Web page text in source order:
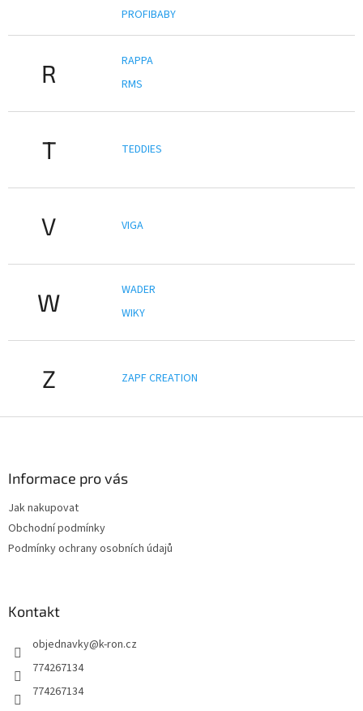
PROFIBABY
R
RAPPA
RMS
T TEDDIES
V VIGA
W
WADER
WIKY
Z ZAPF CREATION
Informace pro vás
Jak nakupovat
Obchodní podmínky
Podmínky ochrany osobních údajů
Kontakt
objednavky@k-ron.cz
774267134
774267134